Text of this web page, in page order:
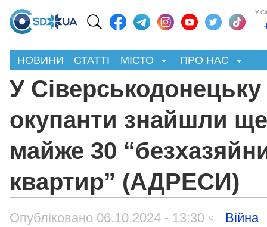
У
НОВИНИ СТАТТІ МІСТО ПРО НАС
У Сіверськодонецьку
окупанти знайшли ще
майже 30
квартир” (АДРЕСИ)
Опубліковано 06.10.2024 - 13:30 Війна